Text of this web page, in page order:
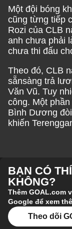
Một đội bóng
cũng từng tiếp
Rozi của CLB
anh chưa phải
chưa thi đấu
Theo đó, CLB
sẵnsàng trả
Văn Vũ. Tuy
công. Một
Bình Dương
khiến
BẠN CÓ
KHÔNG?
Thêm GOAL.com
Google để xem
Theo dõi